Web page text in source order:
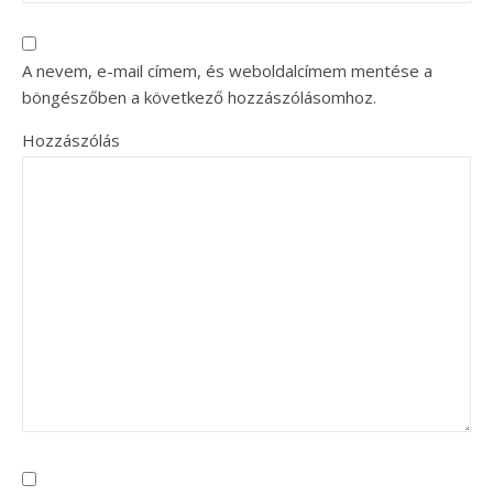
A nevem, e-mail címem, és weboldalcímem mentése a
böngészőben a következő hozzászólásomhoz.
Hozzászólás